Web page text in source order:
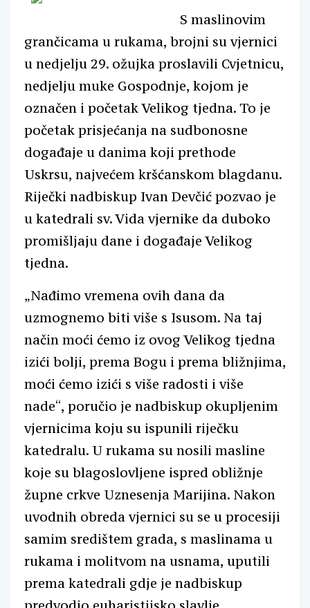
S maslinovim
grančicama u rukama, brojni su vjernici
u nedjelju 29. ožujka proslavili Cvjetnicu,
nedjelju muke Gospodnje, kojom je
označen i početak Velikog tjedna. To je
početak prisjećanja na sudbonosne
događaje u danima koji prethode
Uskrsu, najvećem kršćanskom blagdanu.
Riječki nadbiskup Ivan Devčić pozvao je
u katedrali sv. Vida vjernike da duboko
promišljaju dane i događaje Velikog
tjedna.
„Nađimo vremena ovih dana da
uzmognemo biti više s Isusom. Na taj
način moći ćemo iz ovog Velikog tjedna
izići bolji, prema Bogu i prema bližnjima,
moći ćemo izići s više radosti i više
nade“, poručio je nadbiskup okupljenim
vjernicima koju su ispunili riječku
katedralu. U rukama su nosili masline
koje su blagoslovljene ispred obližnje
župne crkve Uznesenja Marijina. Nakon
uvodnih obreda vjernici su se u procesiji
samim središtem grada, s maslinama u
rukama i molitvom na usnama, uputili
prema katedrali gdje je nadbiskup